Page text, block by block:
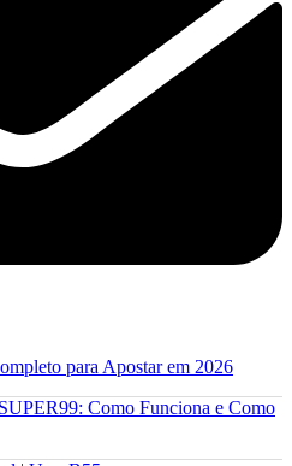
para Apostar em 2026
Como Funciona e Como